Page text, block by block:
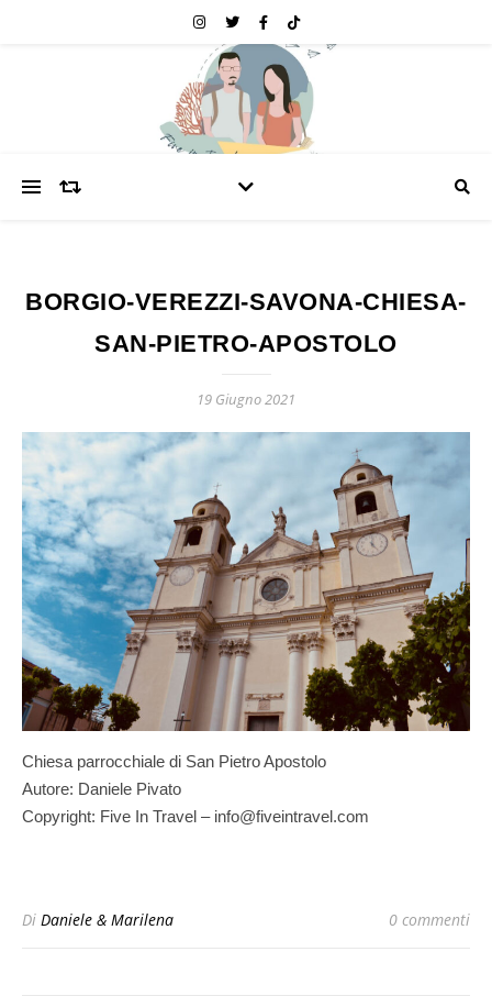
BORGIO-VEREZZI-SAVONA-CHIESA-
SAN-PIETRO-APOSTOLO
19 Giugno 2021
Chiesa parrocchiale di San Pietro Apostolo
Autore: Daniele Pivato
Copyright: Five In Travel – info@fiveintravel.com
Di Daniele & Marilena 0 commenti